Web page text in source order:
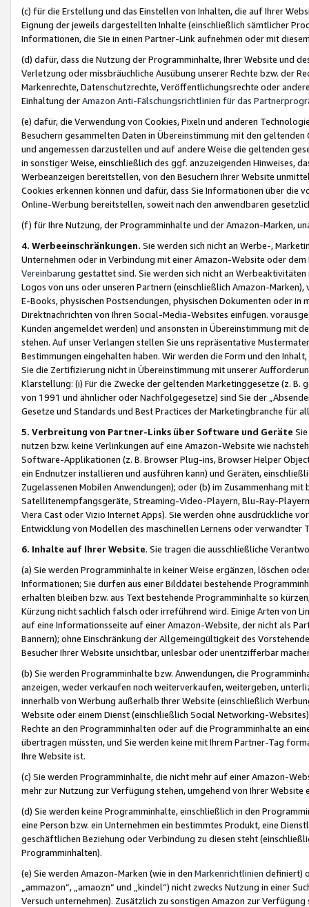
(c) für die Erstellung und das Einstellen von Inhalten, die auf Ihrer
Eignung der jeweils dargestellten Inhalte (einschließlich sämtlicher
Informationen, die Sie in einen Partner-Link aufnehmen oder mit
(d) dafür, dass die Nutzung der Programminhalte, Ihrer Website und
Verletzung oder missbräuchliche Ausübung unserer Rechte bzw. der
Markenrechte, Datenschutzrechte, Veröffentlichungsrechte oder
Einhaltung derAmazon Anti-Fälschungsrichtlinien für das
(e) dafür, die Verwendung von Cookies, Pixeln und anderen
Besuchern gesammelten Daten in Übereinstimmung mit den
und angemessen darzustellen und auf andere Weise die geltenden
in sonstiger Weise, einschließlich des ggf. anzuzeigenden Hinweises,
Werbeanzeigen bereitstellen, von den Besuchern Ihrer Website
Cookies erkennen können und dafür, dass Sie Informationen über die
Online-Werbung bereitstellen, soweit nach den anwendbaren
(f) für Ihre Nutzung, der Programminhalte und der Amazon-Marken,
4. Werbeeinschränkungen. Sie werden sich nicht an Werbe-,
Unternehmen oder in Verbindung mit einer Amazon-Website oder
Vereinbarung gestattet sind. Sie werden sich nicht an
Logos von uns oder unseren Partnern (einschließlich Amazon-
E-Books, physischen Postsendungen, physischen Dokumenten oder in
Direktnachrichten von Ihren Social-Media-Websites einfügen.
Kunden angemeldet werden) und ansonsten in Übereinstimmung mit
stehen. Auf unser Verlangen stellen Sie uns repräsentative
Bestimmungen eingehalten haben. Wir werden die Form und den
Sie die Zertifizierung nicht in Übereinstimmung mit unserer
Klarstellung: (i) Für die Zwecke der geltenden Marketinggesetze (z. B.
von 1991 und ähnlicher oder Nachfolgegesetze) sind Sie der
Gesetze und Standards und Best Practices der Marketingbranche für
5. Verbreitung von Partner-Links über Software und Geräte
nutzen bzw. keine Verlinkungen auf eine Amazon-Website wie
Software-Applikationen (z. B. Browser Plug-ins, Browser Helper
ein Endnutzer installieren und ausführen kann) und Geräten,
Zugelassenen Mobilen Anwendungen); oder (b) im Zusammenhang
Satellitenempfangsgeräte, Streaming-Video-Playern, Blu-Ray-
Viera Cast oder Vizio Internet Apps). Sie werden ohne ausdrückliche
Entwicklung von Modellen des maschinellen Lernens oder
6. Inhalte auf Ihrer Website. Sie tragen die ausschließliche
(a) Sie werden Programminhalte in keiner Weise ergänzen, löschen
Informationen; Sie dürfen aus einer Bilddatei bestehende
erhalten bleiben bzw. aus Text bestehende Programminhalte so
Kürzung nicht sachlich falsch oder irreführend wird. Einige Arten von
auf eine Informationsseite auf einer Amazon-Website, der nicht als
Bannern); ohne Einschränkung der Allgemeingültigkeit des
Besucher Ihrer Website unsichtbar, unlesbar oder unentzifferbar
(b) Sie werden Programminhalte bzw. Anwendungen, die
anzeigen, weder verkaufen noch weiterverkaufen, weitergeben,
innerhalb von Werbung außerhalb Ihrer Website (einschließlich
Website oder einem Dienst (einschließlich Social Networking-
Rechte an den Programminhalten oder auf die Programminhalte an
übertragen müssten, und Sie werden keine mit Ihrem Partner-Tag
Ihre Website ist.
(c) Sie werden Programminhalte, die nicht mehr auf einer Amazon-
mehr zur Nutzung zur Verfügung stehen, umgehend von Ihrer
(d) Sie werden keine Programminhalte, einschließlich in den
eine Person bzw. ein Unternehmen ein bestimmtes Produkt, eine
geschäftlichen Beziehung oder Verbindung zu diesen steht
Programminhalten).
(e) Sie werden Amazon-Marken (wie in den Markenrichtlinien definiert)
„ammazon“, „amaozn“ und „kindel“) nicht zwecks Nutzung in einer
Versuch unternehmen). Zusätzlich zu sonstigen Amazon zur